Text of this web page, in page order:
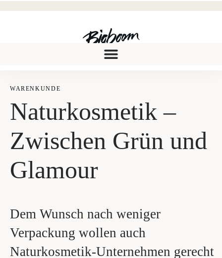
WAREN­KUN­DE
Natur­kos­me­tik –
Zwi­schen Grün und
Glamour
Dem Wunsch nach weniger
Verpackung wollen auch
Naturkosmetik-Unternehmen gerecht